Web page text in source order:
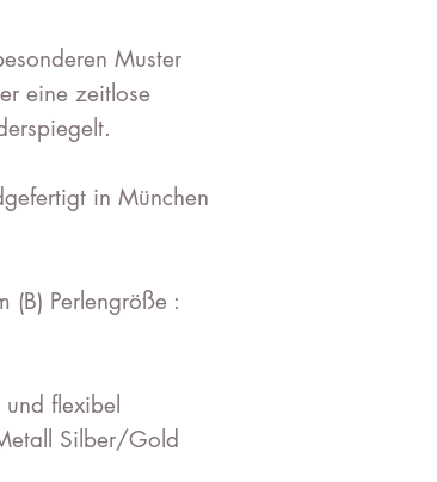
Muster
eine zeitlose
in München
(B) Perlengröße :
flexibel
Silber/Gold